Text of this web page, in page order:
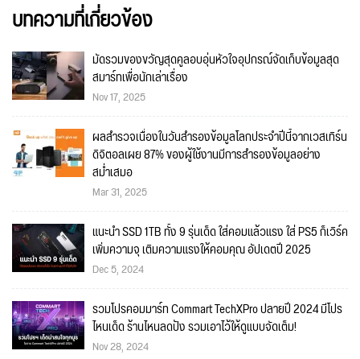
บทความที่เกี่ยวข้อง
มัดรวมของขวัญสุดคูลอบอุ่นหัวใจอุปกรณ์จัดเก็บข้อมูลสุด
สมาร์ทเพื่อนักเล่าเรื่อง
Nov 17, 2025
ผลสำรวจเนื่องในวันสำรองข้อมูลโลกประจำปีนี้จากเวสเทิร์น
ดิจิตอลเผย 87% ของผู้ใช้งานมีการสำรองข้อมูลอย่าง
สม่ำเสมอ
Mar 31, 2025
แนะนำ SSD 1TB ทั้ง 9 รุ่นเด็ด ใส่คอมแล้วแรง ใส่ PS5 ก็เวิร์ค
เพิ่มความจุ เติมความแรงให้คอมคุณ อัปเดตปี 2025
Dec 5, 2024
รวมโปรคอมมาร์ท Commart TechXPro ปลายปี 2024 มีโปร
ไหนเด็ด ร้านไหนลดปัง รวมเอาไว้ให้ดูแบบจัดเต็ม!
Nov 28, 2024